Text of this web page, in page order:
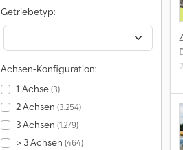
Getriebetyp:
Achsen-Konfiguration:
1 Achse(3)
2 Achsen (3.254)
3 Achsen (1.279)
> 3 Achsen (464)
2